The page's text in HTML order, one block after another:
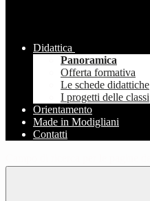
Didattica
Panoramica
Offerta formativa
Le schede didattiche
I progetti delle classi
Orientamento
Made in Modigliani
Contatti